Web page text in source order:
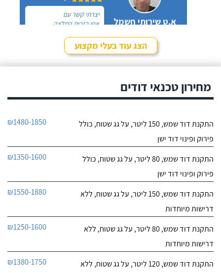
א.ט שירותי חשמל
יצרתי קשר עם
אפי בזכות המלצה
אחר ובסופו של דבר,
התרשמתי ממנו לטובהחייג עכשיו
הצג עוד בעלי מקצוע
מחירון טכנאי דודים
התקנת דוד שמש, 150 ליטר, על גג שטוח, כולל
פירוק ופינוי דוד ישן
₪1480-1850
התקנת דוד שמש, 80 ליטר, על גג שטוח, כולל
פירוק ופינוי דוד ישן
₪1350-1600
התקנת דוד שמש, 150 ליטר, על גג שטוח, ללא
דרישות מיוחדות
₪1550-1880
התקנת דוד שמש, 80 ליטר, על גג שטוח, ללא
דרישות מיוחדות
₪1250-1600
התקנת דוד שמש, 120 ליטר, על גג שטוח, ללא
₪1380-1750